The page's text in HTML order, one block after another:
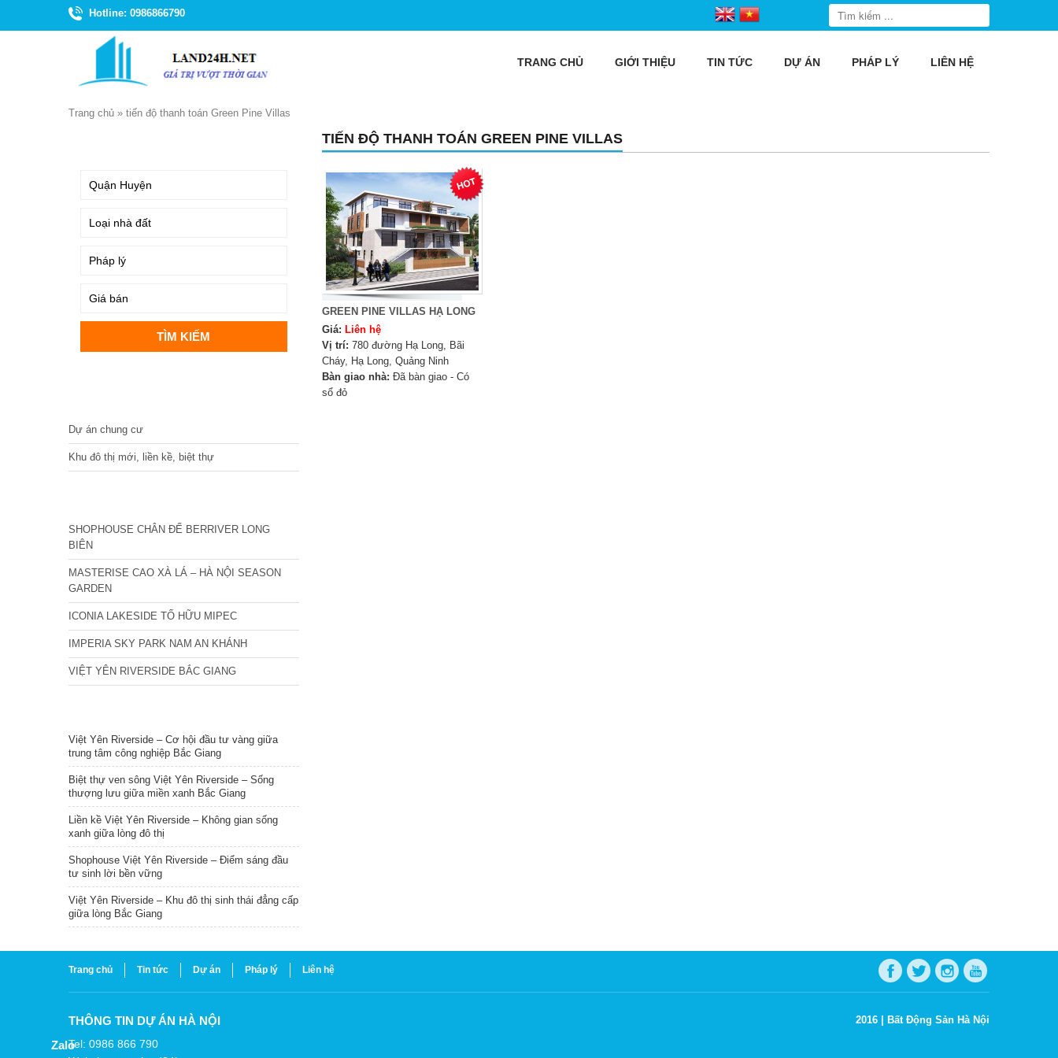
Hotline: 0986866790
TRANG CHỦ GIỚI THIỆU TIN TỨC DỰ ÁN PHÁP LÝ LIÊN HỆ
Trang chủ » tiến độ thanh toán Green Pine Villas
TIẾN ĐỘ THANH TOÁN GREEN PINE VILLAS
GREEN PINE VILLAS HẠ LONG
Giá: Liên hệ
Vị trí: 780 đường Hạ Long, Bãi
Cháy, Hạ Long, Quảng Ninh
Bàn giao nhà: Đã bàn giao - Có
sổ đỏ
Dự án chung cư
Khu đô thị mới, liền kề, biệt thự
SHOPHOUSE CHÂN ĐẾ BERRIVER LONG
BIÊN
MASTERISE CAO XÀ LÁ – HÀ NỘI SEASON
GARDEN
ICONIA LAKESIDE TỐ HỮU MIPEC
IMPERIA SKY PARK NAM AN KHÁNH
VIỆT YÊN RIVERSIDE BẮC GIANG
Việt Yên Riverside – Cơ hội đầu tư vàng giữa
trung tâm công nghiệp Bắc Giang
Biệt thự ven sông Việt Yên Riverside – Sống
thượng lưu giữa miền xanh Bắc Giang
Liền kề Việt Yên Riverside – Không gian sống
xanh giữa lòng đô thị
Shophouse Việt Yên Riverside – Điểm sáng đầu
tư sinh lời bền vững
Việt Yên Riverside – Khu đô thị sinh thái đẳng cấp
giữa lòng Bắc Giang
Trang chủ Tin tức Dự án Pháp lý Liên hệ
THÔNG TIN DỰ ÁN HÀ NỘI
Tel: 0986 866 790
2016 | Bất Động Sản Hà Nội
Zalo